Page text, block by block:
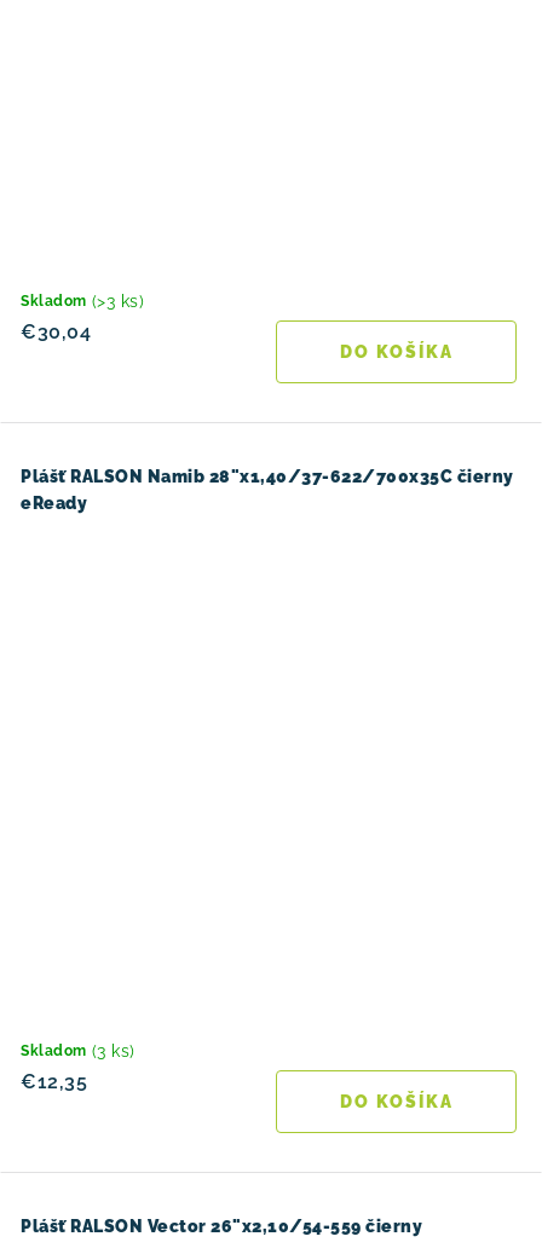
Skladom (>3 ks)
€30,04
DO KOŠÍKA
Plášť RALSON Namib 28"x1,40/37-622/700x35C čierny
eReady
Skladom (3 ks)
€12,35
DO KOŠÍKA
Plášť RALSON Vector 26"x2,10/54-559 čierny